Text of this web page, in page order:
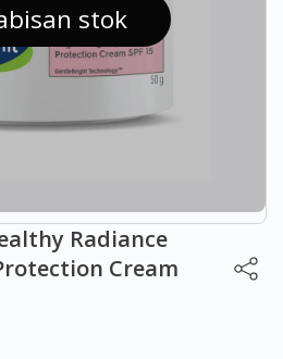
stok
Radiance
Cream